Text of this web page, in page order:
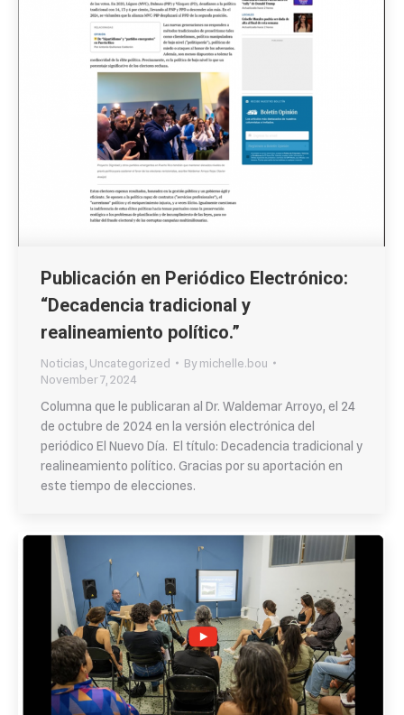
Publicación en Periódico Electrónico:
“Decadencia tradicional y
realineamiento político.”
Noticias, Uncategorized Bymichelle.bou
November 7, 2024
Columna que le publicaran al Dr. Waldemar Arroyo, el 24
de octubre de 2024 en la versión electrónica del
periódico El Nuevo Día. El título: Decadencia tradicional y
realineamiento político. Gracias por su aportación en
este tiempo de elecciones.